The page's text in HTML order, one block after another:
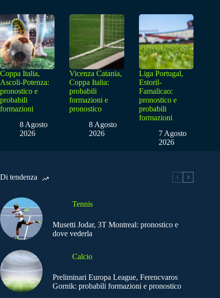
Coppa Italia,
Ascoli-Potenza:
pronostico e
probabili
formazioni
8 Agosto
2026
Vicenza Catania,
Coppa Italia:
probabili
formazioni e
pronostico
8 Agosto
2026
Liga Portugal,
Estoril-
Famalicao:
pronostico e
probabili
formazioni
7 Agosto
2026
Di tendenza
Tennis
Musetti Jodar, 3T Montreal: pronostico e
dove vederla
Calcio
Preliminari Europa League, Ferencvaros
Gornik: probabili formazioni e pronostico